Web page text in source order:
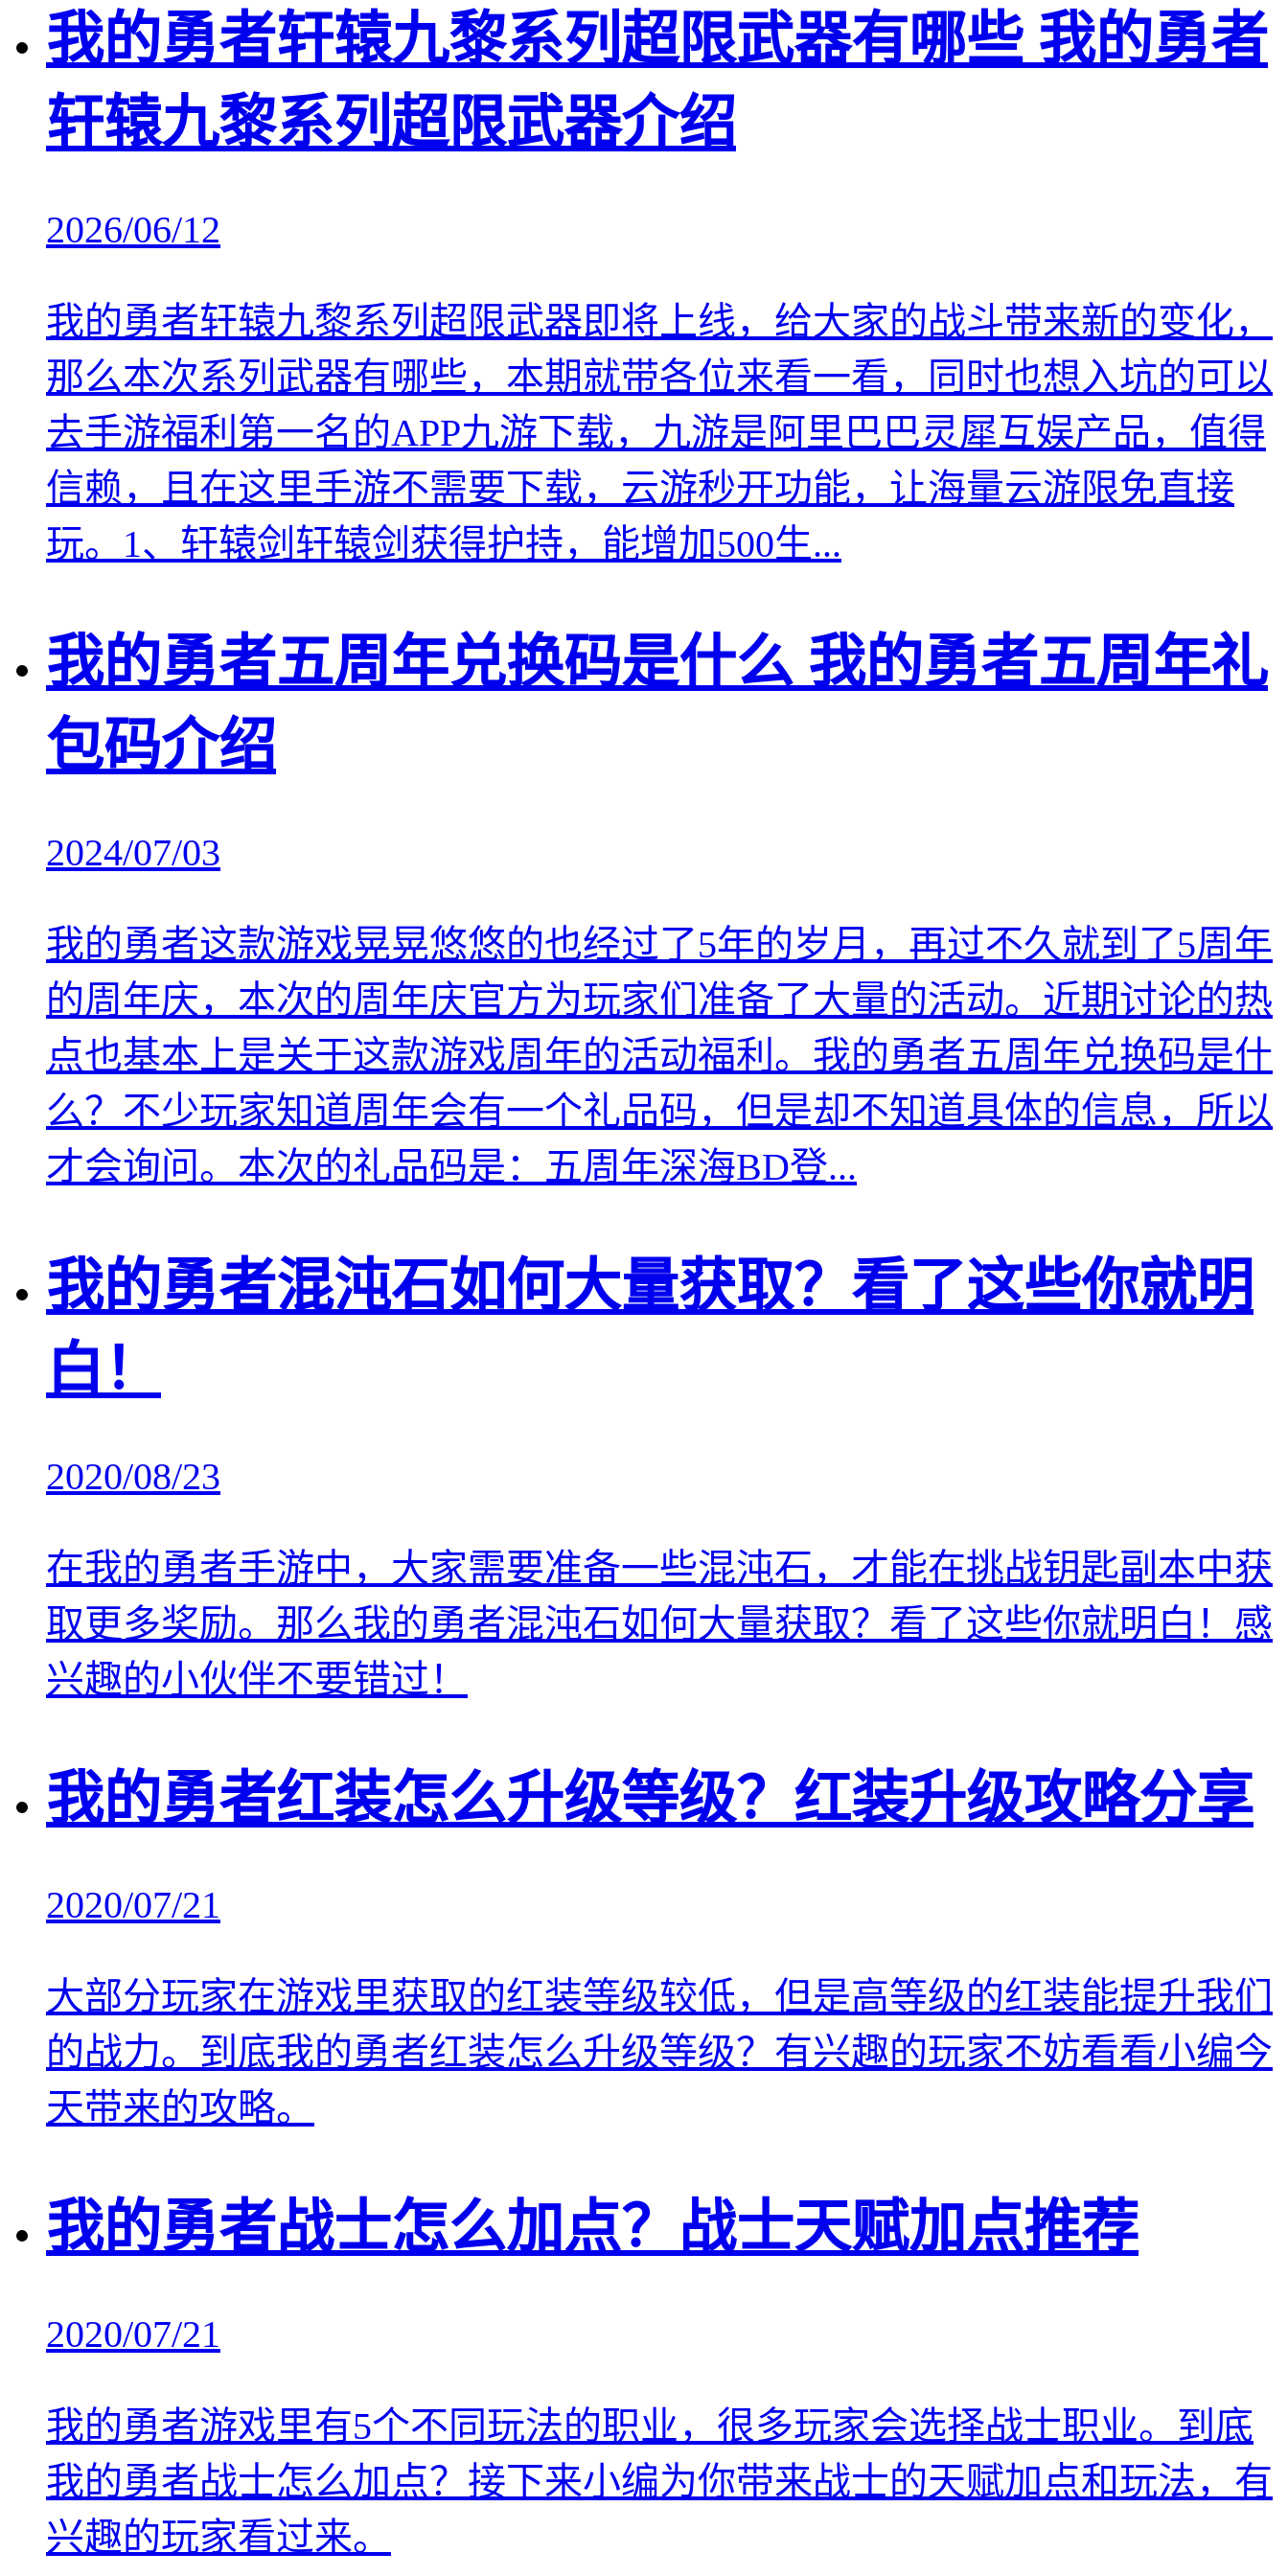
我的勇者轩辕九黎系列超限武器有哪些 我的勇者
轩辕九黎系列超限武器介绍
2026/06/12
我的勇者轩辕九黎系列超限武器即将上线，给大家的战斗带来新的变化，
那么本次系列武器有哪些，本期就带各位来看一看，同时也想入坑的可以
去手游福利第一名的APP九游下载，九游是阿里巴巴灵犀互娱产品，值得
信赖，且在这里手游不需要下载，云游秒开功能，让海量云游限免直接
玩。1、轩辕剑轩辕剑获得护持，能增加500生...
我的勇者五周年兑换码是什么 我的勇者五周年礼
包码介绍
2024/07/03
我的勇者这款游戏晃晃悠悠的也经过了5年的岁月，再过不久就到了5周年
的周年庆，本次的周年庆官方为玩家们准备了大量的活动。近期讨论的热
点也基本上是关于这款游戏周年的活动福利。我的勇者五周年兑换码是什
么？不少玩家知道周年会有一个礼品码，但是却不知道具体的信息，所以
才会询问。本次的礼品码是：五周年深海BD登...
我的勇者混沌石如何大量获取？看了这些你就明
白！
2020/08/23
在我的勇者手游中，大家需要准备一些混沌石，才能在挑战钥匙副本中获
取更多奖励。那么我的勇者混沌石如何大量获取？看了这些你就明白！感
兴趣的小伙伴不要错过！
我的勇者红装怎么升级等级？红装升级攻略分享
2020/07/21
大部分玩家在游戏里获取的红装等级较低，但是高等级的红装能提升我们
的战力。到底我的勇者红装怎么升级等级？有兴趣的玩家不妨看看小编今
天带来的攻略。
我的勇者战士怎么加点？战士天赋加点推荐
2020/07/21
我的勇者游戏里有5个不同玩法的职业，很多玩家会选择战士职业。到底
我的勇者战士怎么加点？接下来小编为你带来战士的天赋加点和玩法，有
兴趣的玩家看过来。